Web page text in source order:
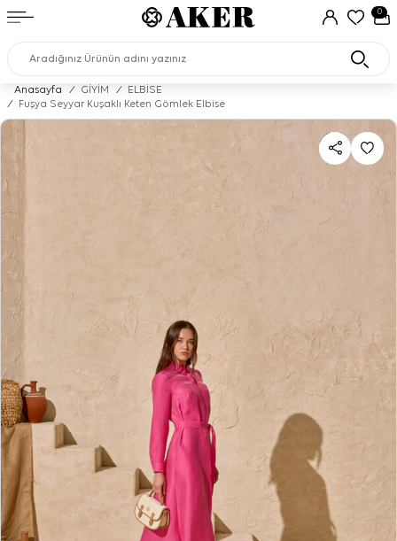
0
Anasayfa / GİYİM /
ELBİSE
/
Fuşya Seyyar Kuşaklı Keten Gömlek Elbise